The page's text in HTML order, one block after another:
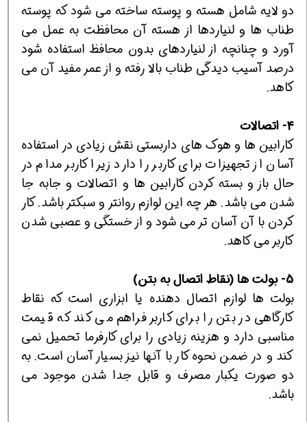
دو لایه شامل هسته و پوسته ساخته می شود که پوسته
طناب ها و لنیاردها از هسته آن محافظت به عمل می
آورد و چنانچه از لنیاردهای بدون محافظ استفاده شود
درصد آسیب دیدگی طناب بالا رفته و از عمر مفید آن می
کاهد.
4- اتصالات
کارابین ها و هوک های داربستی نقش زیادی در استفاده
آسان از تجهیزات برای کاربر را دارد زیرا کاربر مدام در
حال باز و بسته کردن کارابین ها و اتصالات و جابه جا
شدن می باشد. هر چه این لوازم روانتر و سبکتر باشد. کار
کردن با آن آسان تر می شود و از خستگی و عصبی شدن
کاربر می کاهد.
5- بولت ها (نقاط اتصال به بتن)
بولت ها لوازم اتصال دهنده یا ابزاری است که نقاط
کارگاهی در بتن را برای کاربر فراهم می کند که قیمت
مناسبی دارد و هزینه زیادی را برای کارفرما تحمیل نمی
کند و در ضمن نحوه کار با آنها نیز بسیار آسان است. به
دو صورت یکبار مصرف و قابل جدا شدن موجود می
باشد.